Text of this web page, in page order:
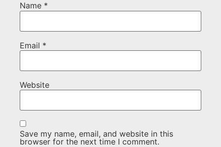
Name *
Email *
Website
Save my name, email, and website in this
browser for the next time I comment.